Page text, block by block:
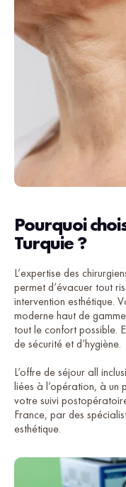
Pourquoi
Turquie ?
L’expertise des
permet d’évacuer tout
intervention esthétique.
moderne haut de
tout le confort possible.
de sécurité et d’hygiène.
L’offre de séjour all
liées à l’opération, à un
votre suivi
France, par des
esthétique.